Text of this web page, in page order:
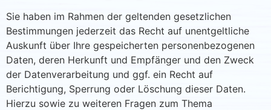
Sie haben im Rahmen der geltenden gesetzlichen
Bestimmungen jederzeit das Recht auf unentgeltliche
Auskunft über Ihre gespeicherten personenbezogenen
Daten, deren Herkunft und Empfänger und den Zweck
der Datenverarbeitung und ggf. ein Recht auf
Berichtigung, Sperrung oder Löschung dieser Daten.
Hierzu sowie zu weiteren Fragen zum Thema